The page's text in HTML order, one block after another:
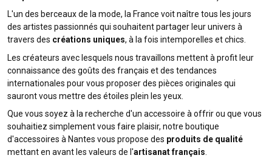
L'un des berceaux de la mode, la France voit naître tous les jours
des artistes passionnés qui souhaitent partager leur univers à
travers des créations uniques, à la fois intemporelles et chics.
Les créateurs avec lesquels nous travaillons mettent à profit leur
connaissance des goûts des français et des tendances
internationales pour vous proposer des pièces originales qui
sauront vous mettre des étoiles plein les yeux.
Que vous soyez à la recherche d'un accessoire à offrir ou que vous
souhaitiez simplement vous faire plaisir, notre boutique
d'accessoires à Nantes vous propose des produits de qualité
mettant en avant les valeurs de l'artisanat français.